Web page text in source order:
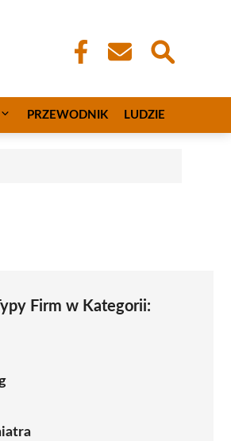
PRZEWODNIK LUDZIE
Firm w Kategorii: